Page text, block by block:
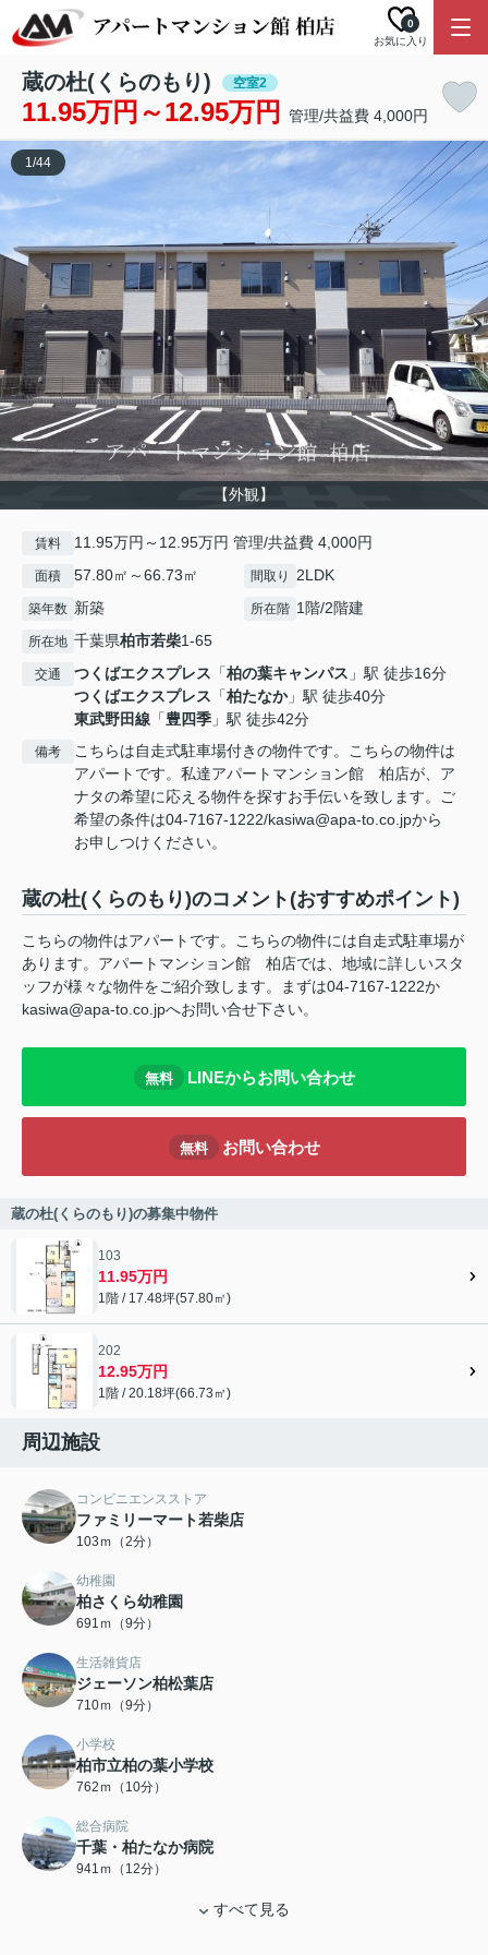
お気に入り
0
蔵の杜(くらのもり) 空室2
11.95万円～12.95万円 管理/共益費 4,000円
【外観】
1/44
賃料 11.95万円～12.95万円 管理/共益費 4,000円
面積 57.80㎡～66.73㎡ 間取り 2LDK
築年数 新築 所在階 1階/2階建
所在地 千葉県柏市若柴1-65
交通 つくばエクスプレス 「柏の葉キャンパス 」駅 徒歩16分
つくばエクスプレス 「柏たなか」駅 徒歩40分
東武野田線 「豊四季 」駅 徒歩42分
備考
こちらは自走式駐車場付きの物件です。こちらの物件は
アパートです。私達アパートマンション館 柏店が、ア
ナタの希望に応える物件を探すお手伝いを致します。ご
希望の条件は04-7167-1222/kasiwa@apa-to.co.jpから
お申しつけください。
蔵の杜(くらのもり)のコメント(おすすめポイント)
こちらの物件はアパートです。こちらの物件には自走式駐車場が
あります。アパートマンション館 柏店では、地域に詳しいスタ
ッフが様々な物件をご紹介致します。まずは04-7167-1222か
kasiwa@apa-to.co.jpへお問い合せ下さい。
無料 LINEからお問い合わせ
無料 お問い合わせ
蔵の杜(くらのもり)の募集中物件
103
11.95万円
1階 / 17.48坪(57.80㎡)
202
12.95万円
1階 / 20.18坪(66.73㎡)
周辺施設
コンビニエンスストア
ファミリーマート若柴店
103ｍ（2分）
幼稚園
柏さくら幼稚園
691ｍ（9分）
生活雑貨店
ジェーソン柏松葉店
710ｍ（9分）
小学校
柏市立柏の葉小学校
762ｍ（10分）
総合病院
千葉・柏たなか病院
941ｍ（12分）
すべて見る